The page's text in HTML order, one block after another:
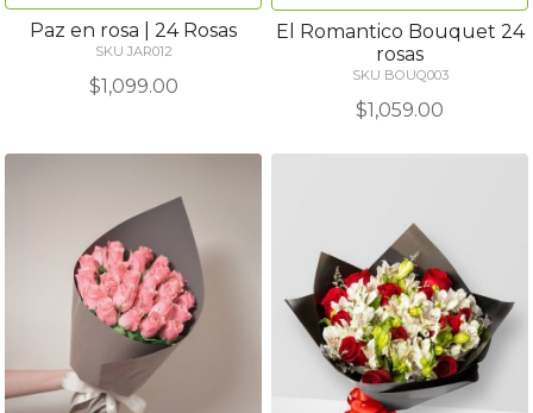
Paz en rosa | 24 Rosas
SKU JAR012
$1,099.00
El Romantico Bouquet 24
rosas
SKU BOUQ003
$1,059.00